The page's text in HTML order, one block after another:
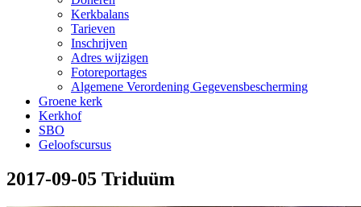
Kerkbalans
Tarieven
Inschrijven
Adres wijzigen
Fotoreportages
Algemene Verordening Gegevensbescherming
Groene kerk
Kerkhof
SBO
Geloofscursus
2017-09-05 Triduüm